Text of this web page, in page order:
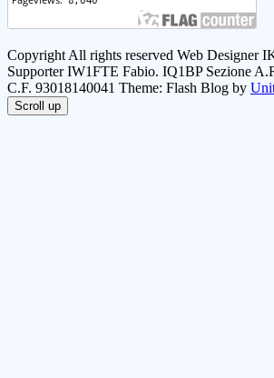
Copyright All rights reserved Web Designer
Supporter IW1FTE Fabio. IQ1BP Sezione
C.F. 93018140041 Theme: Flash Blog by
Scroll up